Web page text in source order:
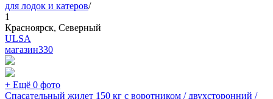
для лодок и катеров/
1
Красноярск, Северный
ULSA
магазин330
+ Ещё 0 фото
Спасательный жилет 150 кг с воротником / двухсторонний /